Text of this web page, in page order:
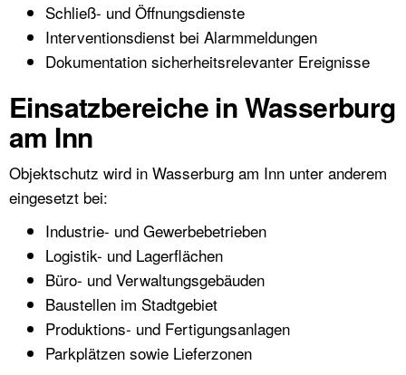
Schließ- und Öffnungsdienste
Interventionsdienst bei Alarmmeldungen
Dokumentation sicherheitsrelevanter Ereignisse
Einsatzbereiche in Wasserburg
am Inn
Objektschutz wird in Wasserburg am Inn unter anderem
eingesetzt bei:
Industrie- und Gewerbebetrieben
Logistik- und Lagerflächen
Büro- und Verwaltungsgebäuden
Baustellen im Stadtgebiet
Produktions- und Fertigungsanlagen
Parkplätzen sowie Lieferzonen